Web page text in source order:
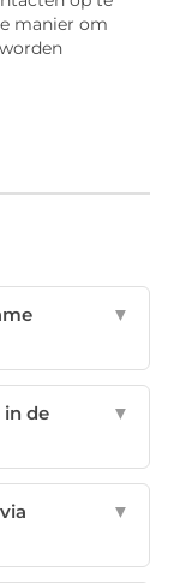
manier om
▼
de
▼
▼